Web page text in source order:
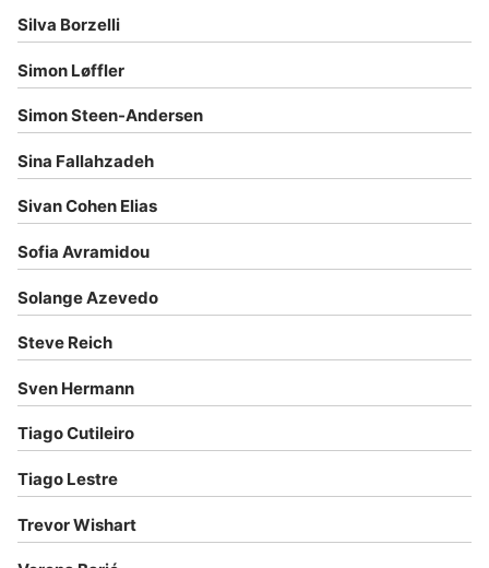
Silva Borzelli
Simon Løffler
Simon Steen-Andersen
Sina Fallahzadeh
Sivan Cohen Elias
Sofia Avramidou
Solange Azevedo
Steve Reich
Sven Hermann
Tiago Cutileiro
Tiago Lestre
Trevor Wishart